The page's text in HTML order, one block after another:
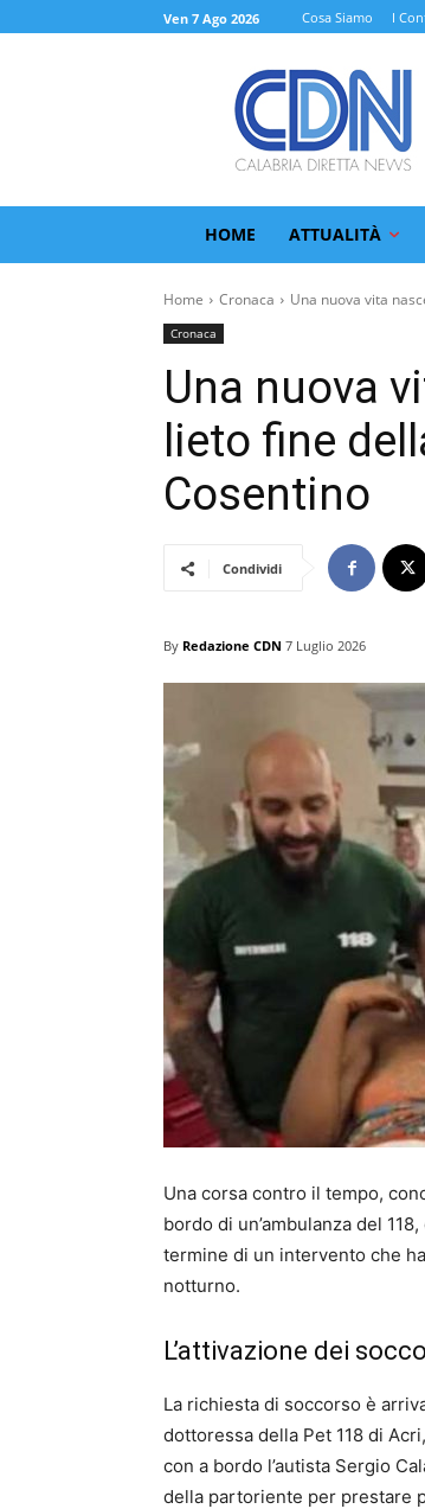
Ven 7 Ago 2026 Cosa Siamo I
HOME ATTUALITÀ
Home Cronaca Una nuova vita
Cronaca
Una nuova
lieto fine
Cosentino
Condividi
By Redazione CDN 7 Luglio 2026
Una corsa contro il tempo,
bordo di un’ambulanza del
termine di un intervento che
notturno.
L’attivazione dei
La richiesta di soccorso è
dottoressa della Pet 118 di
con a bordo l’autista Sergio
della partoriente per prestare